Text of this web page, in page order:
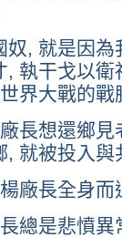
奴, 就是因
, 執干戈以
界大戰的戰
長想還鄉
, 就被投入與
廠長全身
總是悲憤